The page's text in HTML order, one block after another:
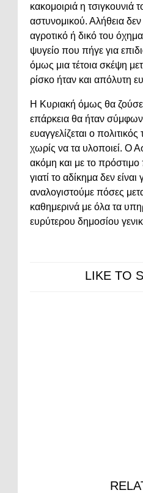
κακομοιριά η
αστυνομικού. Αλήθεια δεν
αγροτικό ή δικό του
ψυγείο που πήγε για
όμως μια τέτοια σκέψη
ρίσκο ήταν και απόλυτη
Η Κυριακή όμως θα ζούσε
επάρκεια θα ήταν
ευαγγελίζεται ο
χωρίς να τα υλοποιεί. Ο
ακόμη και με το
γιατί το αδίκημα δεν
αναλογιστούμε πόσες
καθημερινά με όλα τα
ευρύτερου δημοσίου
LIKE TO